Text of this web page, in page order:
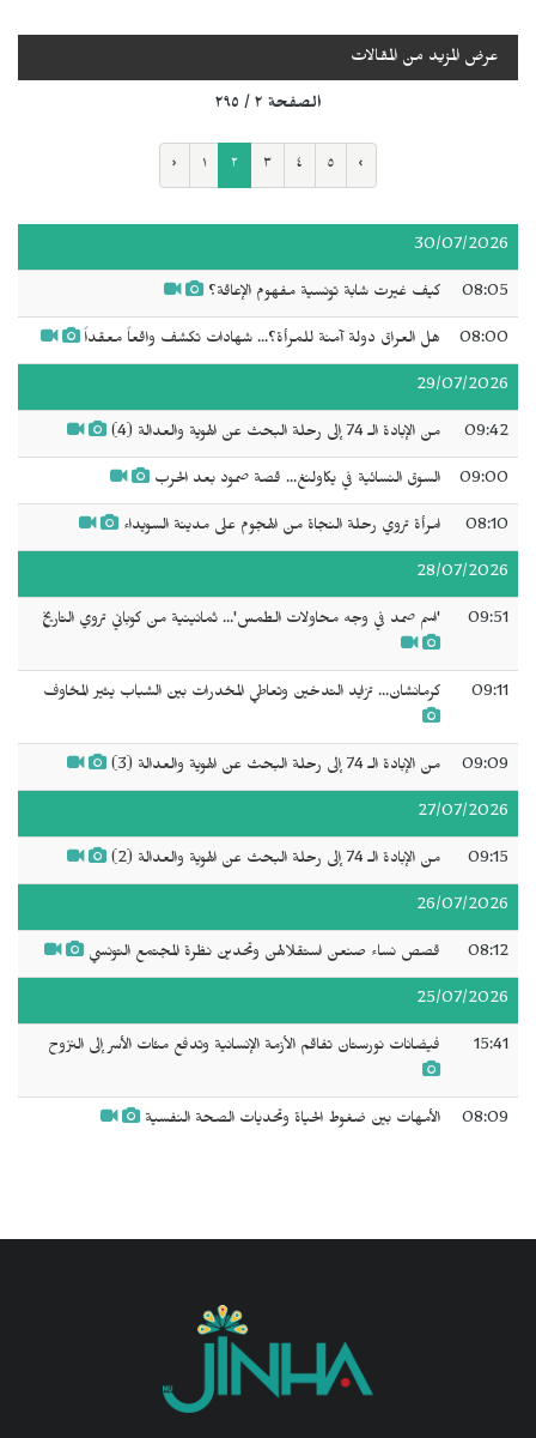
عرض المزيد من المقالات
الصفحة ٢ / ٢٩٥
‹ ١ ٢ ٣ ٤ ٥ ›
30/07/2026
08:05 كيف غيرت شابة تونسية مفهوم الإعاقة؟
08:00 هل العراق دولة آمنة للمرأة؟... شهادات تكشف واقعاً معقداً
29/07/2026
09:42 من الإبادة الـ 74 إلى رحلة البحث عن الهوية والعدالة (4)
09:00 السوق النسائية في يكاولنغ... قصة صمود بعد الحرب
08:10 امرأة تروي رحلة النجاة من الهجوم على مدينة السويداء
28/07/2026
09:51 'اسم صمد في وجه محاولات الطمس'... ثمانينية من كوباني تروي التاريخ
09:11 كرمانشان... تزايد التدخين وتعاطي المخدرات بين الشباب يثير المخاوف
09:09 من الإبادة الـ 74 إلى رحلة البحث عن الهوية والعدالة (3)
27/07/2026
09:15 من الإبادة الـ 74 إلى رحلة البحث عن الهوية والعدالة (2)
26/07/2026
08:12 قصص نساء صنعن استقلالهن وتحدين نظرة المجتمع التونسي
25/07/2026
15:41 فيضانات نورستان تفاقم الأزمة الإنسانية وتدفع مئات الأسر إلى النزوح
08:09 الأمهات بين ضغوط الحياة وتحديات الصحة النفسية